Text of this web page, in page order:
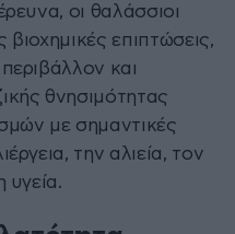
οι θαλάσσιοι
επιπτώσεις,
και
θνησιμότητας
με σημαντικές
την αλιεία, τον
υγεία.